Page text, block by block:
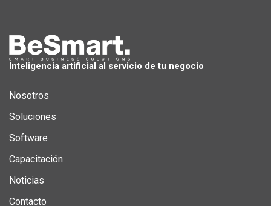
Inteligencia artificial al servicio de tu negocio
Nosotros
Soluciones
Software
Capacitación
Noticias
Contacto